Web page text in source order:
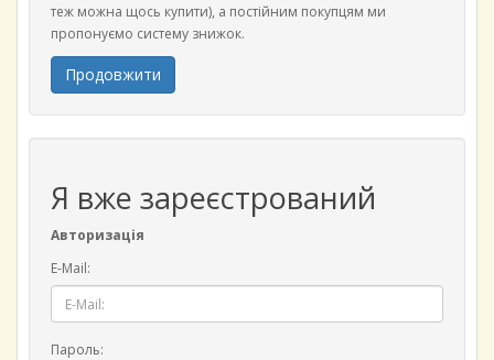
теж можна щось купити), а постійним покупцям ми
пропонуємо систему знижок.
Продовжити
Я вже зареєстрований
Авторизація
E-Mail:
Пароль: